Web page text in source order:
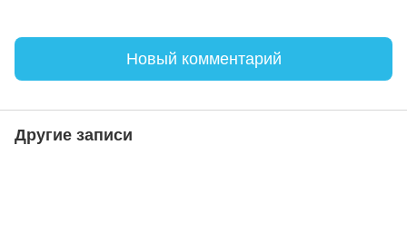
Новый комментарий
Другие записи